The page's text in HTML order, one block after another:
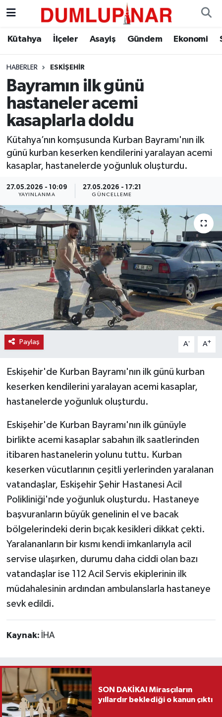
Kütahya İlçeler Asayiş Gündem Ekonomi
HABERLER ESKIŞEHIR
Bayramın ilk günü
hastaneler acemi
kasaplarla doldu
Kütahya’nın komşusunda Kurban Bayramı'nın ilk
günü kurban keserken kendilerini yaralayan acemi
kasaplar, hastanelerde yoğunluk oluşturdu.
27.05.2026 - 10:09
YAYINLANMA
27.05.2026 - 17:21
GÜNCELLEME
Paylaş A- A+
Eskişehir'de Kurban Bayramı'nın ilk günü kurban
keserken kendilerini yaralayan acemi kasaplar,
hastanelerde yoğunluk oluşturdu.
Eskişehir'de Kurban Bayramı'nın ilk günüyle
birlikte acemi kasaplar sabahın ilk saatlerinden
itibaren hastanelerin yolunu tuttu. Kurban
keserken vücutlarının çeşitli yerlerinden yaralanan
vatandaşlar, Eskişehir Şehir Hastanesi Acil
Polikliniği'nde yoğunluk oluşturdu. Hastaneye
başvuranların büyük genelinin el ve bacak
bölgelerindeki derin bıçak kesikleri dikkat çekti.
Yaralananların bir kısmı kendi imkanlarıyla acil
servise ulaşırken, durumu daha ciddi olan bazı
vatandaşlar ise 112 Acil Servis ekiplerinin ilk
müdahalesinin ardından ambulanslarla hastaneye
sevk edildi.
Kaynak: İHA
SON DAKİKA! Mirasçıların
yıllardır beklediği o kanun çıktı
Asayiş
Diğer
Dünya
Eğitim
Ekonomi
Eleman
Emlak
Gündem
Haber
Haber İlanlar
Kültür-Sanat
Magazin
Resmi İlanlar
Sağlık
Seri İlan
Spor
Teknoloji
Vefat Haberleri
Yaşam
Kütahya Hava Durumu
Kütahya Trafik Yoğunluk Haritası
Süper Lig Puan Durumu ve Fikstür
Tüm Manşetler
Son Dakika Haberleri
Haber Arşivi